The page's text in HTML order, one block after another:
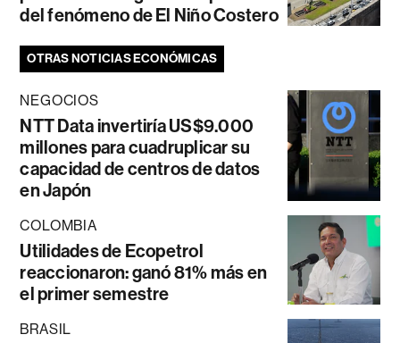
del fenómeno de El Niño Costero
OTRAS NOTICIAS ECONÓMICAS
NEGOCIOS
NTT Data invertiría US$9.000
millones para cuadruplicar su
capacidad de centros de datos
en Japón
COLOMBIA
Utilidades de Ecopetrol
reaccionaron: ganó 81% más en
el primer semestre
BRASIL